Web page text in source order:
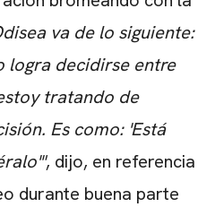
va de lo siguiente:
logra decidirse entre
tratando de
Es como: 'Está
, dijo, en referencia
durante buena parte